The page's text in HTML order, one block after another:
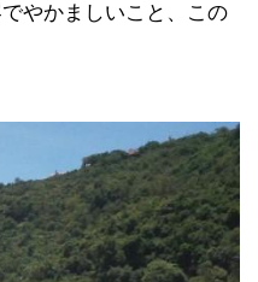
やかましいこと、この